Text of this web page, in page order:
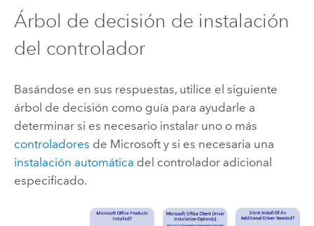
Árbol de decisión de instalación
del controlador
Basándose en sus respuestas, utilice el siguiente
árbol de decisión como guía para ayudarle a
determinar si es necesario instalar uno o más
controladores de Microsofty si es necesaria una
instalación automática del controlador adicional
especificado.